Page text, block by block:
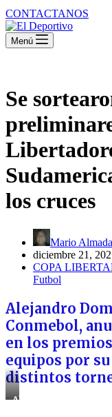
CONTACTANOS
Menú
Se
los cruces
Mario Almada
diciembre 21,
COPA
Futbol
Alejandro
Conmebol,
en los
equipos por
distintos
Alejandro